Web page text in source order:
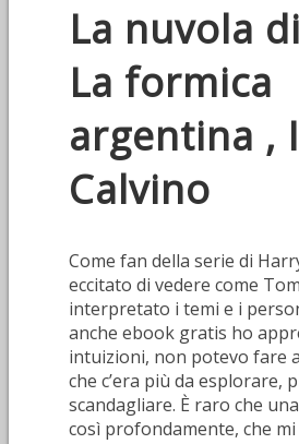
La nuvola
La formica
argentina ,
Calvino
Come fan della serie di
eccitato di vedere come
interpretato i temi e i
anche ebook gratis ho
intuizioni, non potevo fare
che c’era più da esplorare,
scandagliare. È raro che
così profondamente, che